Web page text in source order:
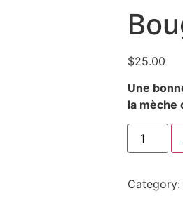
$25.00
Une
la mèche
Category: